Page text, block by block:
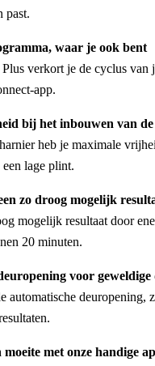
past.
waar je ook bent
verkort je de cyclus van
app.
bij het inbouwen van de
heb je maximale
lage plint.
zo droog mogelijk
mogelijk resultaat door
20 minuten.
voor
automatische deuropening,
met onze handige